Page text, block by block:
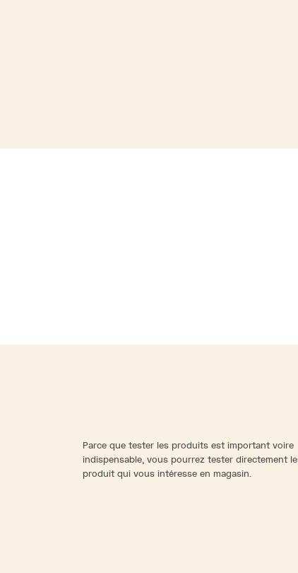
Parce que tester les produits est important voire
indispensable, vous pourrez tester directement le
produit qui vous intéresse en magasin.